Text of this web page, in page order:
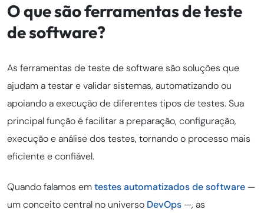
O que são ferramentas de teste
de software?
As ferramentas de teste de software são soluções que
ajudam a testar e validar sistemas, automatizando ou
apoiando a execução de diferentes tipos de testes. Sua
principal função é facilitar a preparação, configuração,
execução e análise dos testes, tornando o processo mais
eficiente e confiável.
Quando falamos emtestes automatizados de software—
um conceito central no universo DevOps—, as